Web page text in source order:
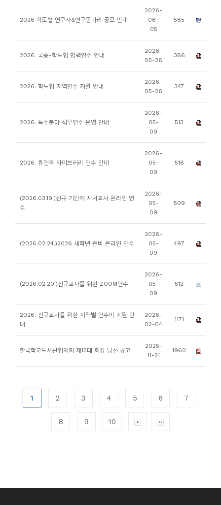
2026 학도협 연구자&연구동아리 공모 안내
2026-
06-
05
585
2026. 국중-학도협 협력연수 안내
2026-
05-26
366
2026. 학도협 지역연수 지원 안내
2026-
05-26
347
2026. 특수분야 직무연수 운영 안내
2026-
05-
09
513
2026. 휴먼북 라이브러리 연수 안내
2026-
05-
09
518
(2026.03.19.)신규 기간제 사서교사 온라인 연
수
2026-
05-
09
509
(2026.02.24.)2026 새학년 준비 온라인 연수
2026-
05-
09
497
(2026.02.20.)신규교사를 위한 ZOOM연수
2026-
05-
09
512
2026. 신규교사를 위한 지역별 연수비 지원 안
내
2026-
02-04
1171
한국학교도서관협의회 제15대 회장 당선 공고
2025-
11-21
1960
1 2 3 4 5 6 7
8 9 10
소